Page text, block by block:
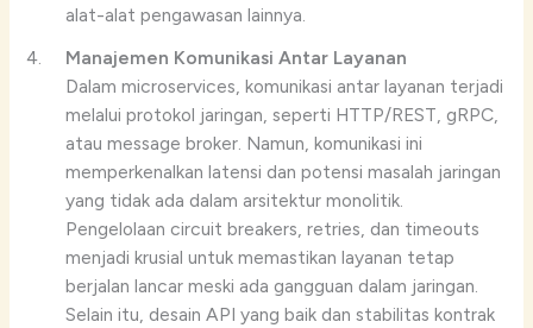
alat-alat pengawasan lainnya.
Manajemen Komunikasi Antar Layanan
Dalam microservices, komunikasi antar layanan terjadi
melalui protokol jaringan, seperti HTTP/REST, gRPC,
atau message broker. Namun, komunikasi ini
memperkenalkan latensi dan potensi masalah jaringan
yang tidak ada dalam arsitektur monolitik.
Pengelolaan circuit breakers, retries, dan timeouts
menjadi krusial untuk memastikan layanan tetap
berjalan lancar meski ada gangguan dalam jaringan.
Selain itu, desain API yang baik dan stabilitas kontrak